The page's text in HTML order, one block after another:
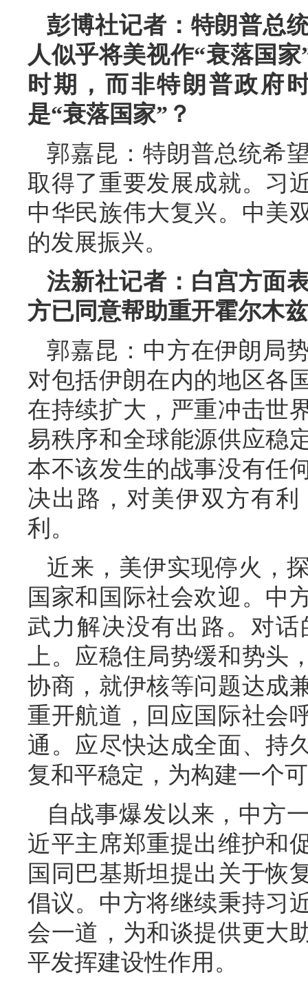
彭博社记者：特朗普总
人似乎将美视作“衰落国
时期，而非特朗普政府
是“衰落国家”？
郭嘉昆：特朗普总统希
取得了重要发展成就。习
中华民族伟大复兴。中美
的发展振兴。
法新社记者：白宫方面
方已同意帮助重开霍尔木
郭嘉昆：中方在伊朗局
对包括伊朗在内的地区各
在持续扩大，严重冲击世
易秩序和全球能源供应稳
本不该发生的战事没有任
决出路，对美伊双方有
利。
近来，美伊实现停火，
国家和国际社会欢迎。中
武力解决没有出路。对
上。应稳住局势缓和势头
协商，就伊核等问题达成
重开航道，回应国际社会
通。应尽快达成全面、持
复和平稳定，为构建一个
自战事爆发以来，中方
近平主席郑重提出维护和
国同巴基斯坦提出关于恢
倡议。中方将继续秉持习
会一道，为和谈提供更大
平发挥建设性作用。